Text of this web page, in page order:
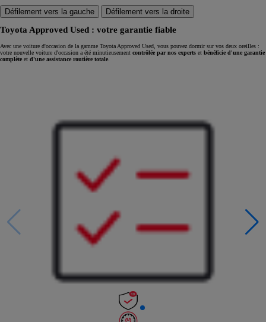
Défilement vers la gauche Défilement vers la droite
Toyota Approved Used : votre garantie fiable
Avec une voiture d'occasion de la gamme Toyota Approved Used, vous pouvez dormir sur vos deux oreilles :
votre nouvelle voiture d'occasion a été minutieusement contrôlée par nos experts et bénéficie d'une garantie
complète et d'une assistance routière totale